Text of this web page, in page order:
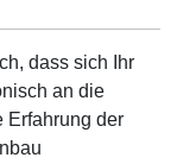
dass sich Ihr
an die
Erfahrung der